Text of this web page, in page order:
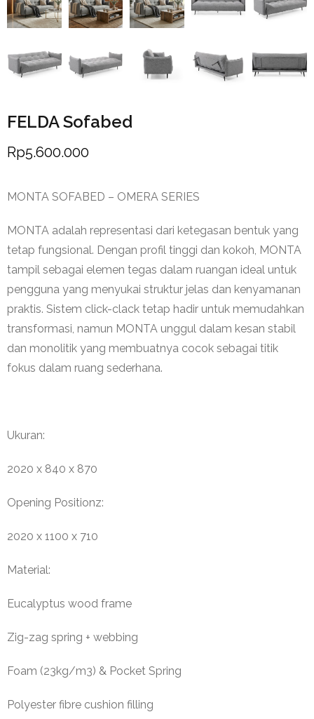
FELDA Sofabed
Rp5.600.000
MONTA SOFABED – OMERA SERIES
MONTA adalah representasi dari ketegasan bentuk yang
tetap fungsional. Dengan profil tinggi dan kokoh, MONTA
tampil sebagai elemen tegas dalam ruangan ideal untuk
pengguna yang menyukai struktur jelas dan kenyamanan
praktis. Sistem click-clack tetap hadir untuk memudahkan
transformasi, namun MONTA unggul dalam kesan stabil
dan monolitik yang membuatnya cocok sebagai titik
fokus dalam ruang sederhana.
Ukuran:
2020 x 840 x 870
Opening Positionz:
2020 x 1100 x 710
Material:
Eucalyptus wood frame
Zig-zag spring + webbing
Foam (23kg/m3) & Pocket Spring
Polyester fibre cushion filling